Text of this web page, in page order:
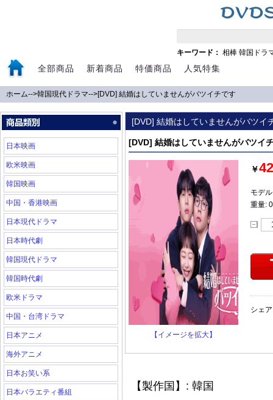
キーワード： 相棒 韓国ドラ
全部商品 新着商品 特価商品 人気特集
ホーム-->韓国現代ドラマ-->[DVD] 結婚はしていませんがバツイチです
日本映画
欧米映画
韓国映画
中国・香港映画
日本現代ドラマ
日本時代劇
韓国現代ドラマ
韓国時代劇
欧米ドラマ
中国・台湾ドラマ
日本アニメ
海外アニメ
日本お笑い系
日本バラエティ番組
[DVD] 結婚はしていませんがバツイ
[DVD] 結婚はしていませんがバツイ
【イメージを拡大】
￥
モデ
重量:
シェ
【製作国】: 韓国